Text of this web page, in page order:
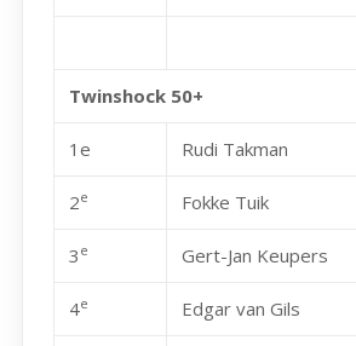
Twinshock 50+
1e Rudi Takman
2e Fokke Tuik
3 e Gert-Jan Keupers
4e Edgar van Gils